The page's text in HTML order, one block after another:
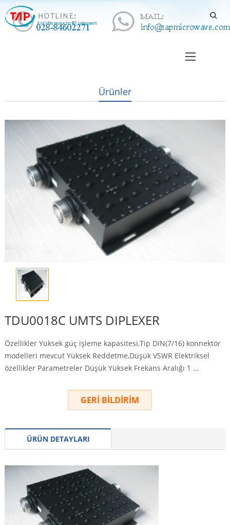
Ürünler
TDU0018C UMTS DIPLEXER
Özellikler Yüksek güç işleme kapasitesi,Tip DIN(7/16) konnektör
modelleri mevcut Yüksek Reddetme,Düşük VSWR Elektriksel
özellikler Parametreler Düşük Yüksek Frekans Aralığı 1 ...
GERİ BİLDİRİM
ÜRÜN DETAYLARI